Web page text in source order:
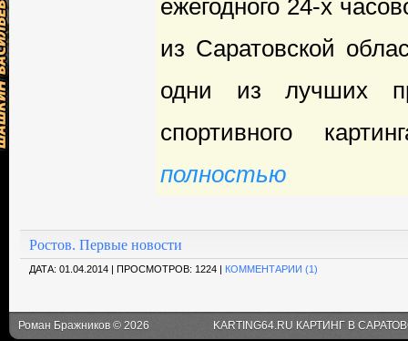
ежегодного 24-х
из Саратовской
одни из лучших
спортивного
полностью
Ростов. Первые новости
ДАТА: 01.04.2014 | ПРОСМОТРОВ: 1224 | КОММЕНТАРИИ (1)
Роман Бражников © 2026 KARTING64.RU КАРТИНГ В